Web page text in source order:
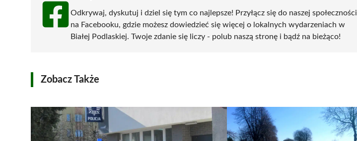
Odkrywaj, dyskutuj i dziel się tym co najlepsze! Przyłącz się do naszej społeczności
na Facebooku, gdzie możesz dowiedzieć się więcej o lokalnych wydarzeniach w
Białej Podlaskiej. Twoje zdanie się liczy - polub naszą stronę i bądź na bieżąco!
Zobacz Także